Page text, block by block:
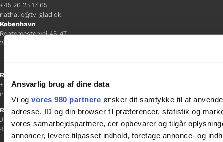
Ansvarlig brug af dine data
Vi og vores 980 partnere ønsker dit samtykke til at
adresse, ID og din browser til præferencer, statistik og
vores samarbejdspartnere, der opbevarer og tilgår
annoncer, levere tilpasset indhold, foretage annonce- og
+45 26 25 17 65
nathalie@tv-glad.dk
København
Rentemestervej 45-47
2400 NV
Receptionen
+45 38 12 01 00
information@gladfonden.dk
Ringsted
Jernbanevej 8
4100 Ringsted